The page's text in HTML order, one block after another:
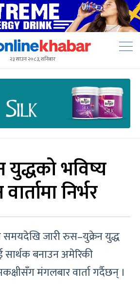
२३ साउन २०८३, शनिबार
भविष्य
निर्भर
समयदेखि जारी रुस–युक्रेन युद्ध
सार्थक बनाउन अमेरिकी
मंगलबार वार्ता गर्दैछन् ।